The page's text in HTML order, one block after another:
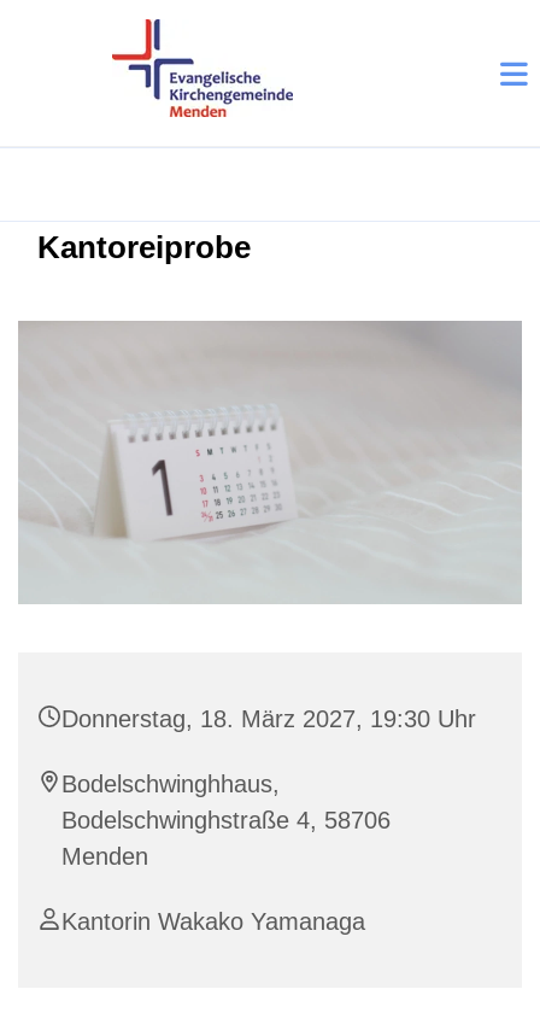
Kantoreiprobe
Donnerstag, 18. März 2027, 19:30 Uhr
Bodelschwinghhaus,
Bodelschwinghstraße 4, 58706
Menden
Kantorin Wakako Yamanaga